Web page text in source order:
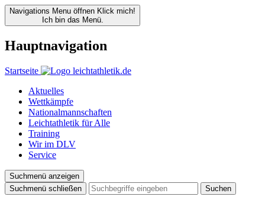
Navigations Menu öffnen Klick mich!
Ich bin das Menü.
Hauptnavigation
Startseite
Aktuelles
Wettkämpfe
Nationalmannschaften
Leichtathletik für Alle
Training
Wir im DLV
Service
Suchmenü anzeigen
Suchmenü schließen
Suchen